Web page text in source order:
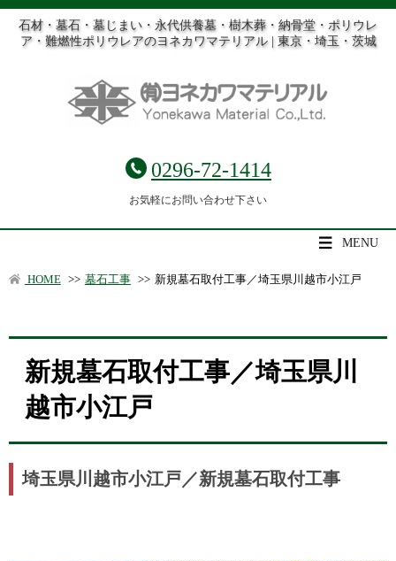
石材・墓石・墓じまい・永代供養墓・樹木葬・納骨堂・ポリウレ
ア・難燃性ポリウレアのヨネカワマテリアル | 東京・埼玉・茨城
0296-72-1414
お気軽にお問い合わせ下さい
MENU
HOME >> 墓石工事 >> 新規墓石取付工事／埼玉県川越市小江戸
新規墓石取付工事／埼玉県川
越市小江戸
埼玉県川越市小江戸／新規墓石取付工事